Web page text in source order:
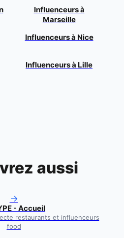
Influenceurs à
Marseille
Influenceurs à Nice
Influenceurs à Lille
aussi
→
- Accueil
restaurants et influenceurs
food